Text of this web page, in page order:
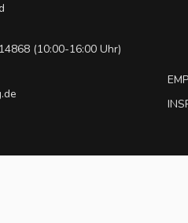
(10:00-16:00 Uhr)